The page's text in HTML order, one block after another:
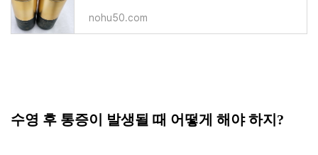
nohu50.com
수영 후 통증이 발생될 때 어떻게 해야 하지?